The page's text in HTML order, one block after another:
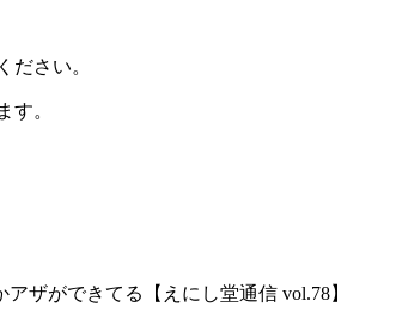
ださい。
す。
アザができてる【えにし堂通信 vol.78】